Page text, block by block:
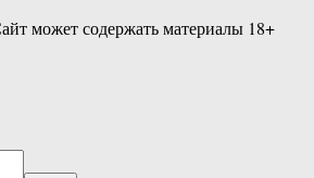
может содержать материалы 18+